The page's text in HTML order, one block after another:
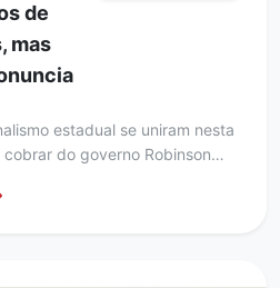
de
mas
estadual se uniram nesta
do governo Robinson…